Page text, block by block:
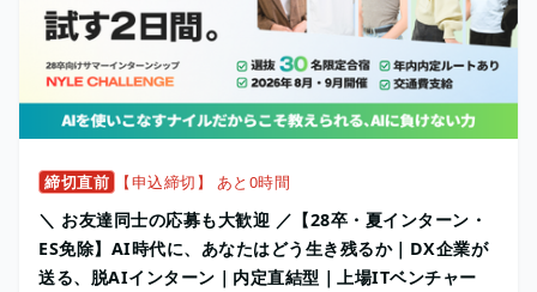
締切直前 【申込締切】 あと0時間
＼ お友達同士の応募も大歓迎 ／【28卒・夏インターン・
ES免除】AI時代に、あなたはどう生き残るか｜DX企業が
送る、脱AIインターン｜内定直結型｜上場ITベンチャー